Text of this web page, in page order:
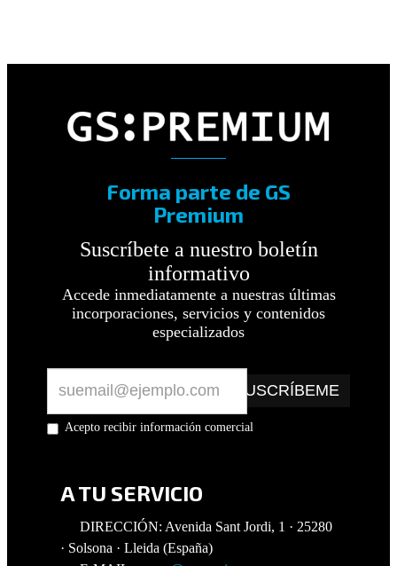
Forma parte de GS
Premium
Suscríbete a nuestro boletín
informativo
Accede inmediatamente a nuestras últimas
incorporaciones, servicios y contenidos
especializados
SUSCRÍBEME
Acepto recibir información comercial
A TU SERVICIO
DIRECCIÓN: Avenida Sant Jordi, 1 · 25280
· Solsona · Lleida (España)